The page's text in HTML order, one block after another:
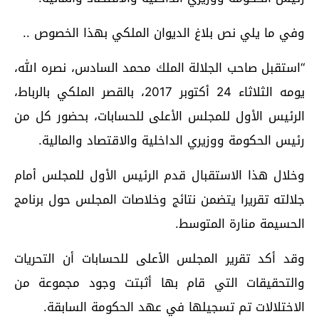
وفي ما يلي نص بلاغ الديوان الملكي بهذا الخصوص ..
“استقبل صاحب الجلالة الملك محمد السادس، نصره الله،
يومه الثلاثاء 24 أكتوبر 2017، بالقصر الملكي بالرباط،
الرئيس الأول للمجلس الأعلى للحسابات، بحضور كل من
رئيس الحكومة ووزيري الداخلية والاقتصاد والمالية.
وخلال هذا الاستقبال قدم الرئيس الأول للمجلس أمام
جلالته تقريرا يتضمن نتائج وخلاصات المجلس حول برنامج
الحسيمة منارة المتوسط.
وقد أكد تقرير المجلس الأعلى للحسابات أن التحريات
والتحقيقات التي قام بها أثبتت وجود مجموعة من
الاختلالات تم تسجيلها في عهد الحكومة السابقة.